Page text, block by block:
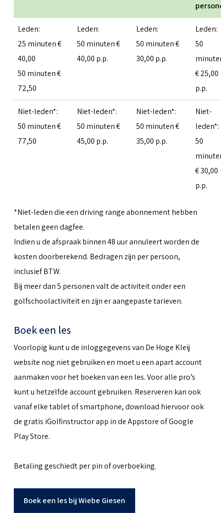
Leden:
25 minuten €
40,00
50 minuten €
72,50
Leden:
50 minuten €
40,00 p.p.
Leden:
50 minuten €
30,00 p.p.
Leden:
50
€ 25,00
p.p.
Niet-leden*:
50 minuten €
77,50
Niet-leden*:
50 minuten €
45,00 p.p.
Niet-leden*:
50 minuten €
35,00 p.p.
Niet-
leden*:
50
€ 30,00
p.p.
*Niet-leden die een driving range abonnement hebben
betalen geen dagfee.
Indien u de afspraak binnen 48 uur annuleert worden de
kosten doorberekend. Bedragen zijn per persoon,
inclusief BTW.
Bij meer dan 5 personen valt de activiteit onder een
golfschoolactiviteit en zijn er aangepaste tarieven.
Boek een les
Voorlopig kunt u de inloggegevens van De Hoge Kleij
website nog niet gebruiken en moet u een apart account
aanmaken voor het boeken van een les. Voor alle pro’s
kunt u hetzelfde account gebruiken. Reserveren kan ook
vanaf elke tablet of smartphone, download hiervoor ook
de gratis iGolfinstructor app in de Appstore of Google
Play Store.
Betaling geschiedt per pin of overboeking.
Boek een les bij Wiebe Giesen